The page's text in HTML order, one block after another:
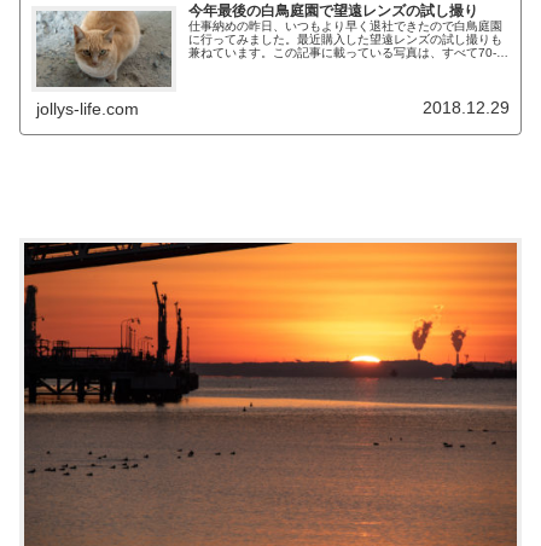
今年最後の白鳥庭園で望遠レンズの試し撮り
仕事納めの昨日、いつもより早く退社できたので白鳥庭園
に行ってみました。最近購入した望遠レンズの試し撮りも
兼ねています。この記事に載っている写真は、すべて70-
jollys-life.com 2018.12.29